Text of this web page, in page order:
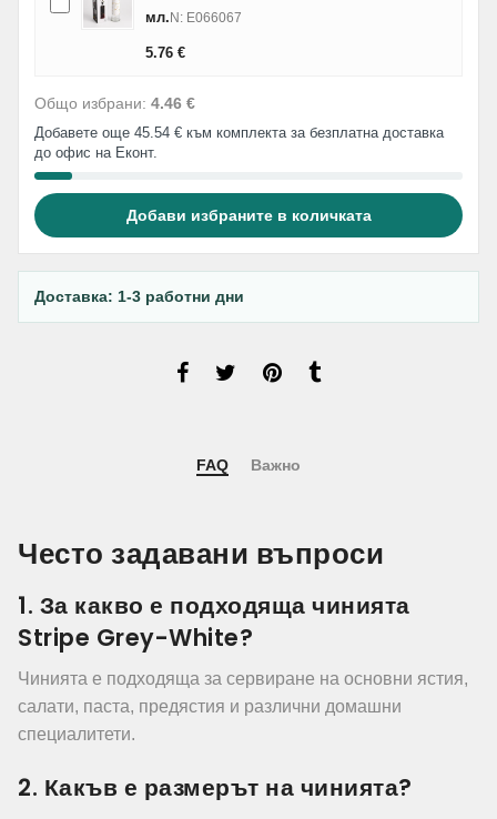
мл.N: E066067
5.76 €
Общо избрани: 4.46 €
Добавете още 45.54 € към комплекта за безплатна доставка
до офис на Еконт.
Добави избраните в количката
Доставка: 1-3 работни дни
FAQ Важно
Често задавани въпроси
1. За какво е подходяща чинията
Stripe Grey-White?
Чинията е подходяща за сервиране на основни ястия,
салати, паста, предястия и различни домашни
специалитети.
2. Какъв е размерът на чинията?